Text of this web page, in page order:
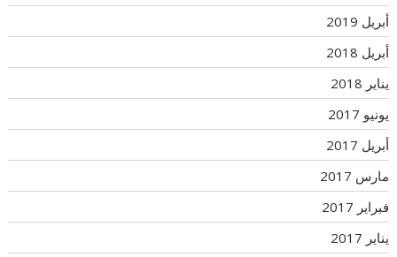
أبريل 2019
أبريل 2018
يناير 2018
يونيو 2017
أبريل 2017
مارس 2017
فبراير 2017
يناير 2017